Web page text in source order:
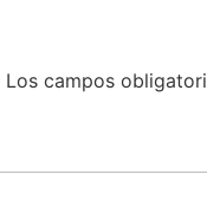
Los campos